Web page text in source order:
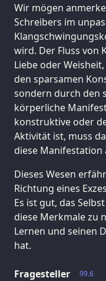
Wir mögen
Schreibers im
wird. Der Fluss von
Liebe oder
den sparsamen
sondern durch den
körperliche
konstruktive oder
Aktivität ist, muss
diese Manifestation
Dieses Wesen
Richtung eines
Es ist gut, das
diese Merkmale zu
Lernen und seinen
hat.
99.6
Fragesteller